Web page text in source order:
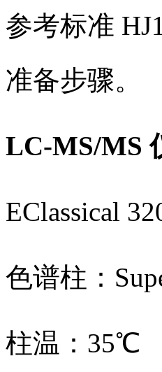
参考标准
准备步骤。
LC-MS/MS
EClassical
色谱柱：
柱温：35℃